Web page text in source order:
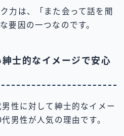
力は、「また会って話を聞
要因の一つなのです。
士的なイメージで安心
性に対して紳士的なイメー
男性が人気の理由です。